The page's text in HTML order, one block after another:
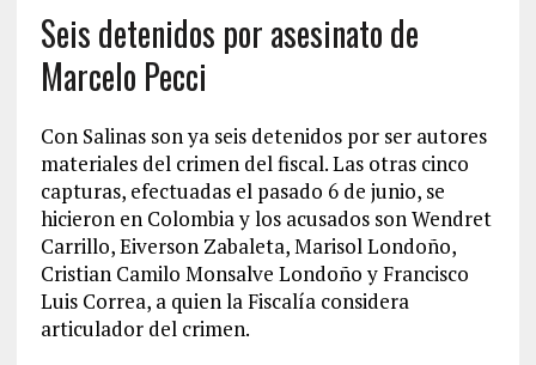
Seis detenidos por asesinato de
Marcelo Pecci
Con Salinas son ya seis detenidos por ser autores
materiales del crimen del fiscal. Las otras cinco
capturas, efectuadas el pasado 6 de junio, se
hicieron en Colombia y los acusados son Wendret
Carrillo, Eiverson Zabaleta, Marisol Londoño,
Cristian Camilo Monsalve Londoño y Francisco
Luis Correa, a quien la Fiscalía considera
articulador del crimen.